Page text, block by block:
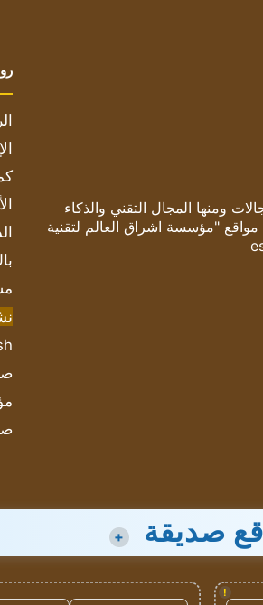
ومنها المجال التقني والذكاء
مواقع "مؤسسة اشراق العالم لتقنية
صديقة +
!